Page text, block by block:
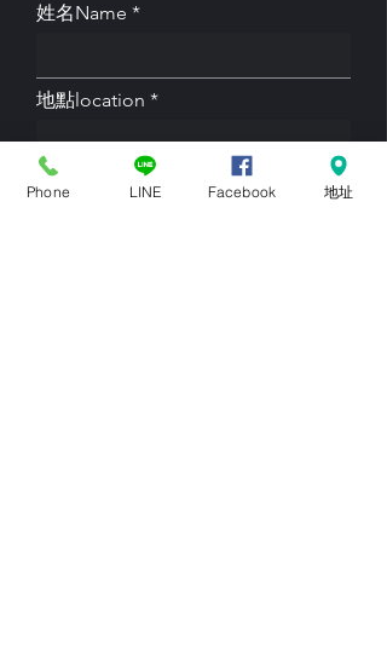
姓名Name
地點location
房屋類型
Phone LINE Facebook 地址